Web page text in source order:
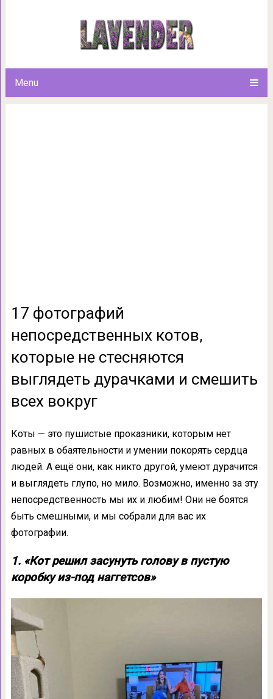
Menu
17 фотографий
стесняются выглядеть
17 фотографий
непосредственных котов,
которые не стесняются
выглядеть дурачками и смешить
всех вокруг
Коты — это пушистые проказники, которым нет
равных в обаятельности и умении покорять сердца
людей. А ещё они, как никто другой, умеют дурачится
и выглядеть глупо, но мило. Возможно, именно за эту
непосредственность мы их и любим! Они не боятся
быть смешными, и мы собрали для вас их
фотографии.
1. «Кот решил засунуть голову в пустую
коробку из-под наггетсов»